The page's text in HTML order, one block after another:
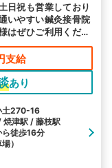
日祝も営業しており
いやすい鍼灸接骨院
はぜひご利用くださ
支給
あり
土270-16
焼津駅 / 藤枝駅
ら徒歩16分
）